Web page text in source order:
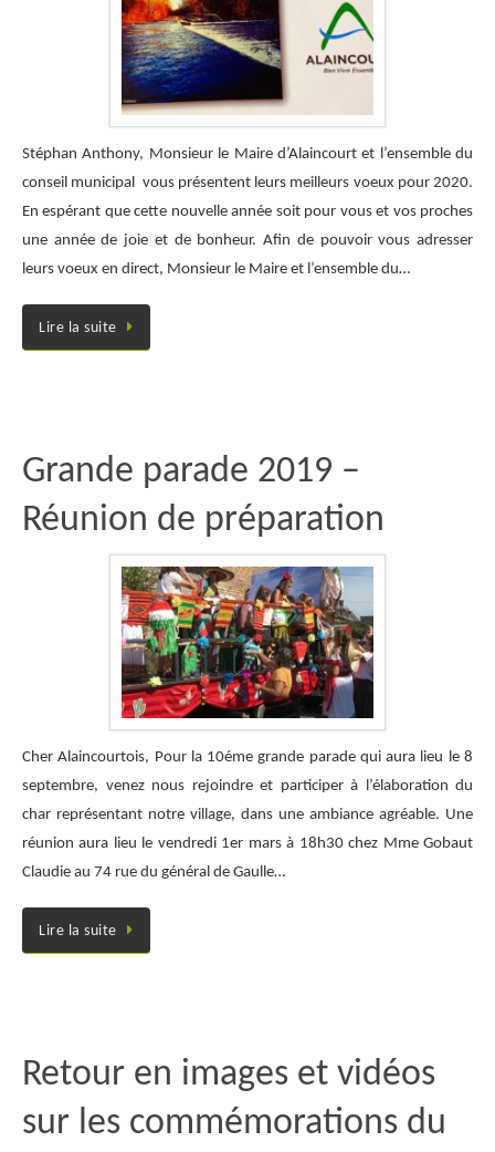
Stéphan Anthony, Monsieur le Maire d’Alaincourt et l’ensemble du
conseil municipal vous présentent leurs meilleurs voeux pour 2020.
En espérant que cette nouvelle année soit pour vous et vos proches
une année de joie et de bonheur. Afin de pouvoir vous adresser
leurs voeux en direct, Monsieur le Maire et l’ensemble du…
Lire la suite
Grande parade 2019 –
Réunion de préparation
Cher Alaincourtois, Pour la 10éme grande parade qui aura lieu le 8
septembre, venez nous rejoindre et participer à l’élaboration du
char représentant notre village, dans une ambiance agréable. Une
réunion aura lieu le vendredi 1er mars à 18h30 chez Mme Gobaut
Claudie au 74 rue du général de Gaulle…
Lire la suite
Retour en images et vidéos
sur les commémorations du